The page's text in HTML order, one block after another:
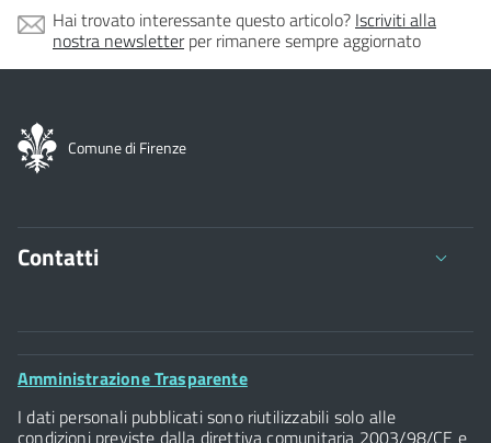
Hai trovato interessante questo articolo? Iscriviti alla
nostra newsletterper rimanere sempre aggiornato
Comune di Firenze
Contatti
Comune di Firenze
Palazzo Vecchio
Piazza della Signoria - 50122, Firenze
P.IVA 01307110484
Footer
Amministrazione Trasparente
I dati personali pubblicati sono riutilizzabili solo alle
condizioni previste dalla direttiva comunitaria 2003/98/CE e